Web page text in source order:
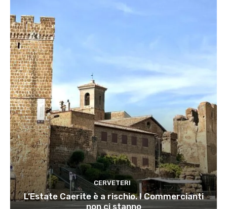
CERVETERI
L’Estate Caerite è a rischio. I Commercianti
non ci stanno